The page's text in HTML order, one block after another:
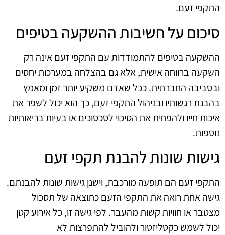
התקפי זעם.
סיכום על חשיבות ההשקעה בטיפים
ההשקעה בטיפים להתמודדות עם התקפי זעם אינה רק
השקעה ברווחה אישית, אלא גם בהצלחה במערכות יחסים
ובסביבה החברתית. ככל שאדם משקיע יותר זמן ומאמץ
בהבנת רגשותיו ובניהול התקפי זעם, כך הוא יכול לשפר את
איכות חייו ולהפחית את הסיכוי לסכסוכים או בעיות בריאותיות
נוספות.
גישות שונות להבנת תקפי זעם
התקפי זעם הם תופעה מורכבת, וישנן גישות שונות להבנתם.
גישה אחת רואה את התקפי הזעם כתוצאה של תסכול
מצטבר או חוויות קשות מהעבר. לפי גישה זו, כל אירוע קטן
יכול לשמש כקטליזטור ולהוביל להתפרצות לא